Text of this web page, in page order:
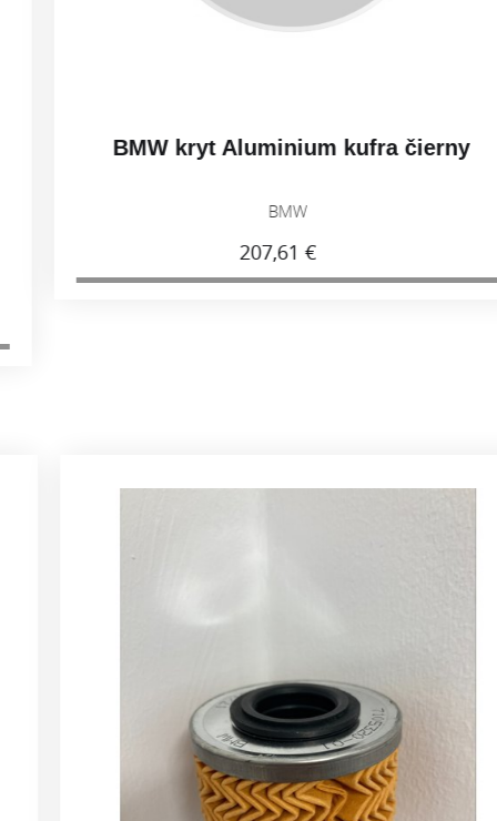
BMW kryt Aluminium kufra čierny
BMW
207,61 €